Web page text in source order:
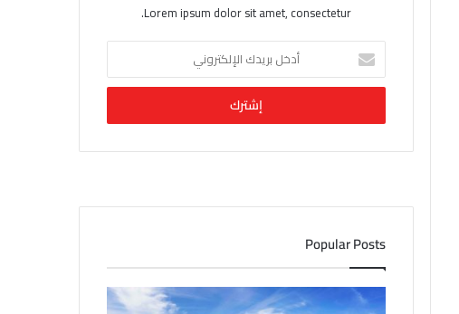
Lorem ipsum dolor sit amet, consectetur.
خ
ب
ك
ل
ل
Popular Posts